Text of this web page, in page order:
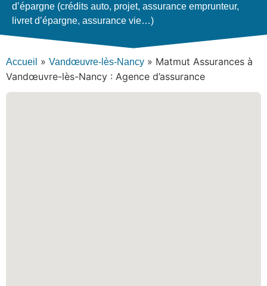
d’épargne (crédits auto, projet, assurance emprunteur,
livret d’épargne, assurance vie…)
Accueil » Vandœuvre-lès-Nancy » Matmut Assurances à
Vandœuvre-lès-Nancy : Agence d’assurance